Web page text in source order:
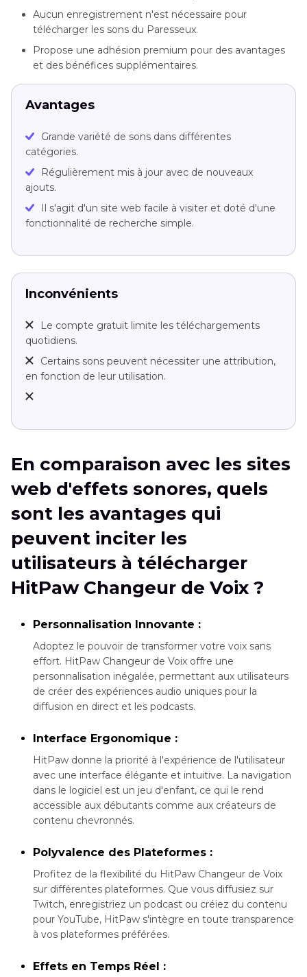
Aucun enregistrement n'est nécessaire pour
télécharger les sons du Paresseux.
Propose une adhésion premium pour des avantages
et des bénéfices supplémentaires.
Avantages
Grande variété de sons dans différentes
catégories.
Régulièrement mis à jour avec de nouveaux
ajouts.
Il s'agit d'un site web facile à visiter et doté d'une
fonctionnalité de recherche simple.
Inconvénients
Le compte gratuit limite les téléchargements
quotidiens.
Certains sons peuvent nécessiter une attribution,
en fonction de leur utilisation.
En comparaison avec les sites
web d'effets sonores, quels
sont les avantages qui
peuvent inciter les
utilisateurs à télécharger
HitPaw Changeur de Voix ?
Personnalisation Innovante :
Adoptez le pouvoir de transformer votre voix sans
effort. HitPaw Changeur de Voix offre une
personnalisation inégalée, permettant aux utilisateurs
de créer des expériences audio uniques pour la
diffusion en direct et les podcasts.
Interface Ergonomique :
HitPaw donne la priorité à l'expérience de l'utilisateur
avec une interface élégante et intuitive. La navigation
dans le logiciel est un jeu d'enfant, ce qui le rend
accessible aux débutants comme aux créateurs de
contenu chevronnés.
Polyvalence des Plateformes :
Profitez de la flexibilité du HitPaw Changeur de Voix
sur différentes plateformes. Que vous diffusiez sur
Twitch, enregistriez un podcast ou créiez du contenu
pour YouTube, HitPaw s'intègre en toute transparence
à vos plateformes préférées.
Effets en Temps Réel :